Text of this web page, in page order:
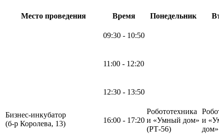
Место проведения Время Понедельник
Бизнес-инкубатор
(б-р Королева, 13)
09:30 - 10:50
11:00 - 12:20
12:30 - 13:50
16:00 - 17:20
Робототехника
и «Умный дом»
(РТ-56)
и